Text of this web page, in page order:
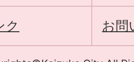
ク お問